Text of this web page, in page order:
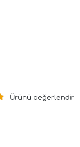
Ürünü değerlendir